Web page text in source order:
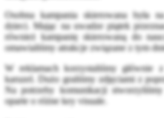
Osobna kampania skierowana była
dzieci. Mając na uwadze piątek
również kampanię skierowaną do
omawialiśmy atrakcje związane z tym
W reklamach korzystaliśmy głównie
karuzel. Dużo graliśmy zdjęciami z
Na potrzeby komunikacji
oparte o różne key visuale.